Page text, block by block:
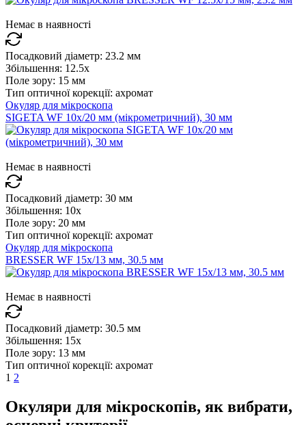
Немає в наявності
Посадковий діаметр: 23.2 мм
Збільшення: 12.5x
Поле зору: 15 мм
Тип оптичної корекції: ахромат
Окуляр для мікроскопа
SIGETA WF 10x/20 мм (мікрометричний), 30 мм
Немає в наявності
Посадковий діаметр: 30 мм
Збільшення: 10x
Поле зору: 20 мм
Тип оптичної корекції: ахромат
Окуляр для мікроскопа
BRESSER WF 15x/13 мм, 30.5 мм
Немає в наявності
Посадковий діаметр: 30.5 мм
Збільшення: 15x
Поле зору: 13 мм
Тип оптичної корекції: ахромат
1 2
Окуляри для мікроскопів, як вибрати,